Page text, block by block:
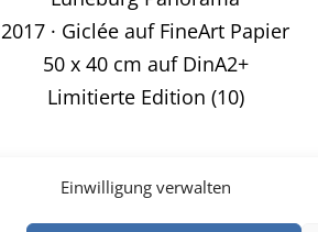
Einwilligung verwalten
2017 · Giclée auf FineArt Papier
50 x 40 cm auf DinA2+
Limitierte Edition (10)